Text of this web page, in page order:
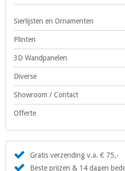
Sierlijsten en Ornamenten
Plinten
3D Wandpanelen
Diverse
Showroom / Contact
Offerte
Gratis verzending v.a. € 75,-
Beste prijzen & 14 dagen